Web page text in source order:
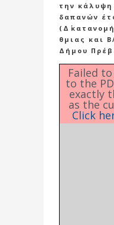
την κάλυψη
δαπανών
θμιας και
Δήμου
Failed
to the
exactly
as the
Click